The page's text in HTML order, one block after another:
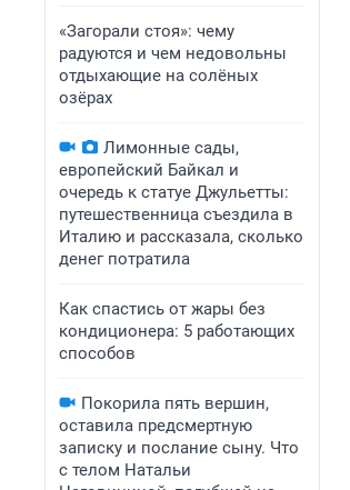
«Загорали стоя»: чему
радуются и чем недовольны
отдыхающие на солёных
озёрах
Лимонные сады,
европейский Байкал и
очередь к статуе Джульетты:
путешественница съездила в
Италию и рассказала, сколько
денег потратила
Как спастись от жары без
кондиционера: 5 работающих
способов
Покорила пять вершин,
оставила предсмертную
записку и послание сыну. Что
с телом Натальи